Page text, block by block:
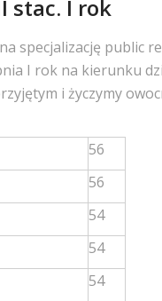
stac. I rok
specjalizację public
I rok na kierunku
i życzymy
56
56
54
54
54